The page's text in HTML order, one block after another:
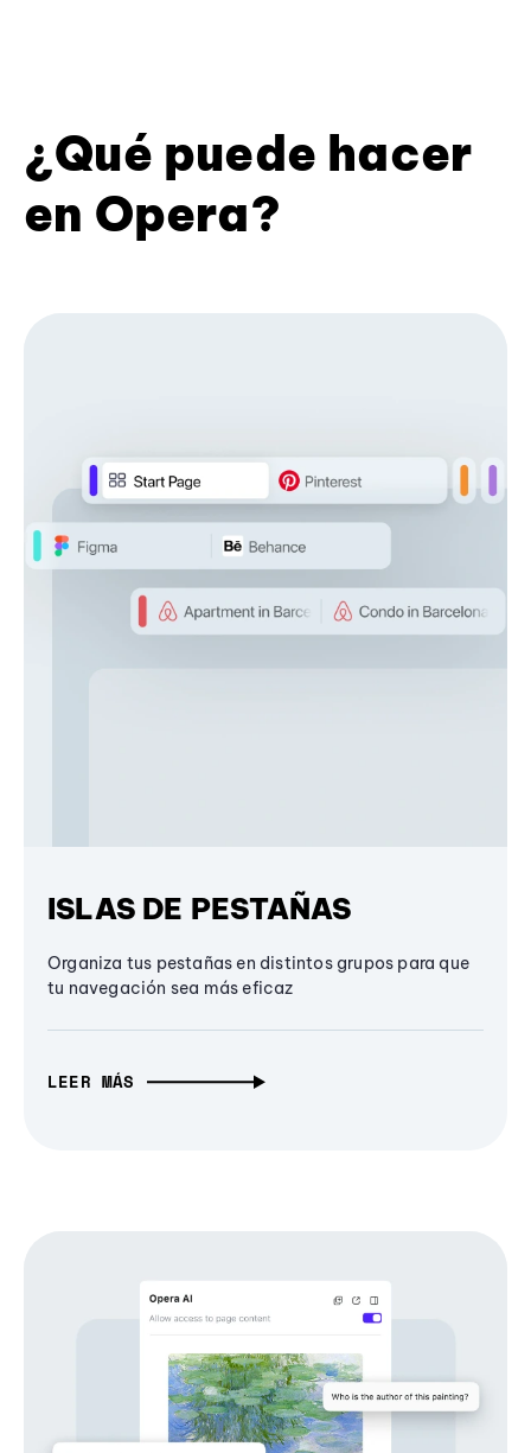
¿Qué puede hacer
en Opera?
ISLAS DE PESTAÑAS
Organiza tus pestañas en distintos grupos para que
tu navegación sea más eficaz
LEER MÁS